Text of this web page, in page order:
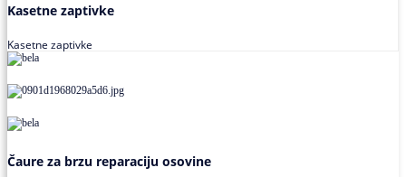
Kasetne zaptivke
Kasetne zaptivke
Čaure za brzu reparaciju osovine